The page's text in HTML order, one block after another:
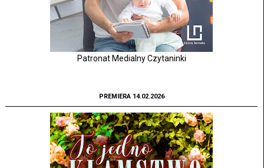
Patronat Medialny Czytaninki
PREMIERA 14.02.2026